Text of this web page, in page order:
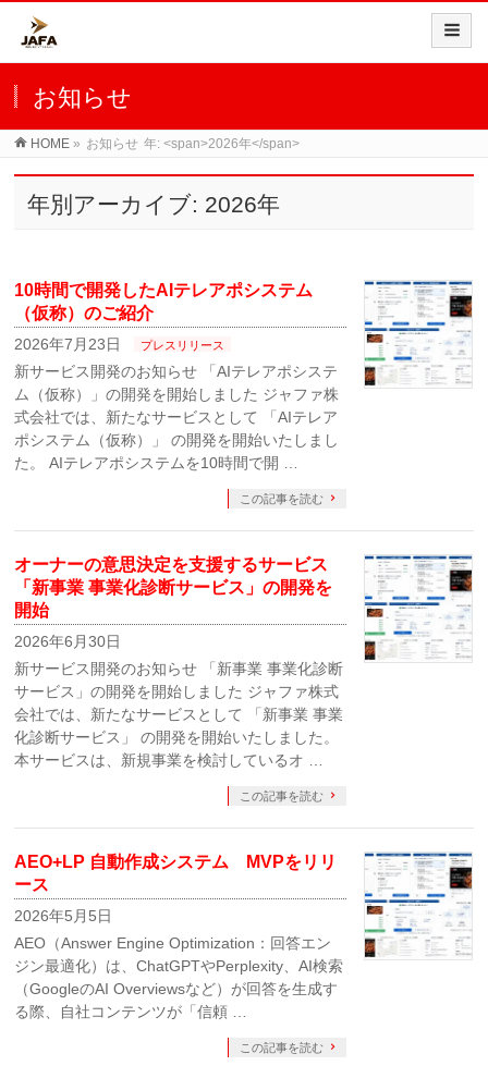
お知らせ
HOME » お知らせ 年: <span>2026年</span>
年別アーカイブ: 2026年
10時間で開発したAIテレアポシステム
（仮称）のご紹介
2026年7月23日 プレスリリース
新サービス開発のお知らせ 「AIテレアポシステ
ム（仮称）」の開発を開始しました ジャファ株
式会社では、新たなサービスとして 「AIテレア
ポシステム（仮称）」 の開発を開始いたしまし
た。 AIテレアポシステムを10時間で開 …
この記事を読む
オーナーの意思決定を支援するサービス
「新事業 事業化診断サービス」の開発を
開始
2026年6月30日
新サービス開発のお知らせ 「新事業 事業化診断
サービス」の開発を開始しました ジャファ株式
会社では、新たなサービスとして 「新事業 事業
化診断サービス」 の開発を開始いたしました。
本サービスは、新規事業を検討しているオ …
この記事を読む
AEO+LP 自動作成システム MVPをリリ
ース
2026年5月5日
AEO（Answer Engine Optimization：回答エン
ジン最適化）は、ChatGPTやPerplexity、AI検索
（GoogleのAI Overviewsなど）が回答を生成す
る際、自社コンテンツが「信頼 …
この記事を読む